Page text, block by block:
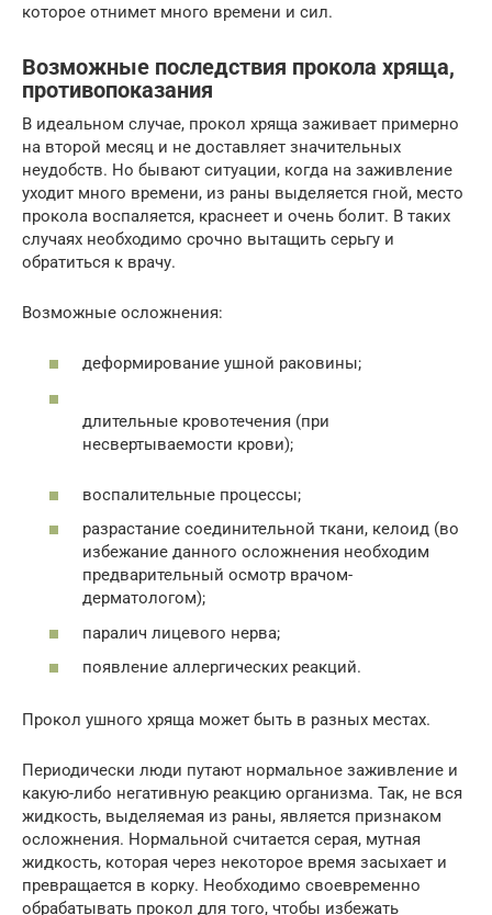
которое отнимет много времени и сил.
Возможные последствия прокола хряща,
противопоказания
В идеальном случае, прокол хряща заживает примерно
на второй месяц и не доставляет значительных
неудобств. Но бывают ситуации, когда на заживление
уходит много времени, из раны выделяется гной, место
прокола воспаляется, краснеет и очень болит. В таких
случаях необходимо срочно вытащить серьгу и
обратиться к врачу.
Возможные осложнения:
деформирование ушной раковины;
длительные кровотечения (при
несвертываемости крови);
воспалительные процессы;
разрастание соединительной ткани, келоид (во
избежание данного осложнения необходим
предварительный осмотр врачом-
дерматологом);
паралич лицевого нерва;
появление аллергических реакций.
Прокол ушного хряща может быть в разных местах.
Периодически люди путают нормальное заживление и
какую-либо негативную реакцию организма. Так, не вся
жидкость, выделяемая из раны, является признаком
осложнения. Нормальной считается серая, мутная
жидкость, которая через некоторое время засыхает и
превращается в корку. Необходимо своевременно
обрабатывать прокол для того, чтобы избежать